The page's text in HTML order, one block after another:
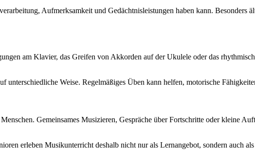
Aufmerksamkeit und Gedächtnisleistungen haben kann. Besonders
am Klavier, das Greifen von Akkorden auf der Ukulele oder das
Weise. Regelmäßiges Üben kann helfen, motorische
Gemeinsames Musizieren, Gespräche über Fortschritte oder kleine
erleben Musikunterricht deshalb nicht nur als Lernangebot, sondern auch